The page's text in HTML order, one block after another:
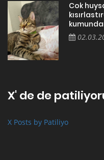
Cok
X' de de
X Posts by Patiliyo